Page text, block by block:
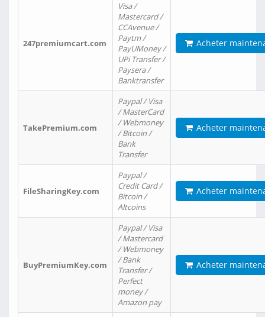
247premiumcart.com
Visa /
Mastercard /
CCAvenue /
Paytm /
PayUMoney /
UPi Transfer /
Paysera /
Banktransfer
Acheter
TakePremium.com
Paypal / Visa
/ MasterCard
/ Webmoney
/ Bitcoin /
Bank
Transfer
Acheter
FileSharingKey.com
Paypal /
Credit Card /
Bitcoin /
Altcoins
Acheter
BuyPremiumKey.com
Paypal / Visa
/ Mastercard
/ Webmoney
/ Bank
Transfer /
Perfect
money /
Amazon pay
Acheter